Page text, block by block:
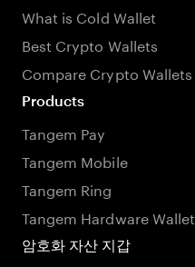
What is Cold Wallet
Best Crypto Wallets
Compare Crypto Wallets
Products
Tangem Pay
Tangem Mobile
Tangem Ring
Tangem Hardware Wallet
암호화 자산 지갑